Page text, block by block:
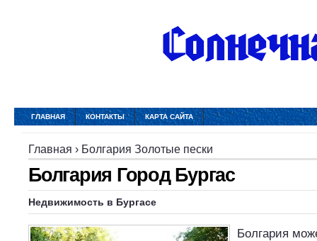
ГЛАВНАЯ КОНТАКТЫ КАРТА САЙТА
Главная › Болгария Золотые пески
Болгария Город Бургас
Недвижимость в Бургасе
Болгария